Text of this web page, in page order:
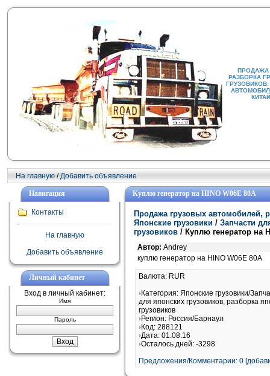
ПРОДАЖА
РАЗБОРКА
На главную /Добавить объявление
Навигация
Контакты
На главную
Добавить объявление
Личный кабинет
Вход в личный кабинет:
Имя
Пароль
Куплю генератор на HINO W06E 80А
Продажа грузовых автомобилей,
Японские грузовики / Запчасти
грузовиков / Куплю генератор на
Автор: Andrey
куплю генератор на HINO W06E 80А
Валюта: RUR
Категория: Японские грузовики/
для японских грузовиков, разборка
грузовиков
Регион: Россия/Барнаул
Код: 288121
Дата: 01.08.16
Осталось дней: -3298
Предложения/Комментарии: 0